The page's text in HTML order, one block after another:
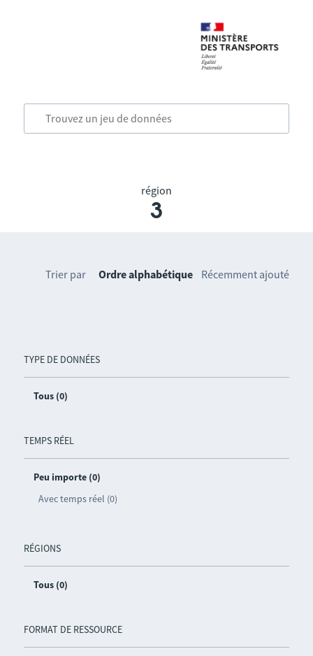
région
3
TYPE DE DONNÉES
Tous (0)
TEMPS RÉEL
Peu importe (0)
Avec temps réel (0)
RÉGIONS
Tous (0)
FORMAT DE RESSOURCE
Trier par Ordre alphabétique Récemment ajouté